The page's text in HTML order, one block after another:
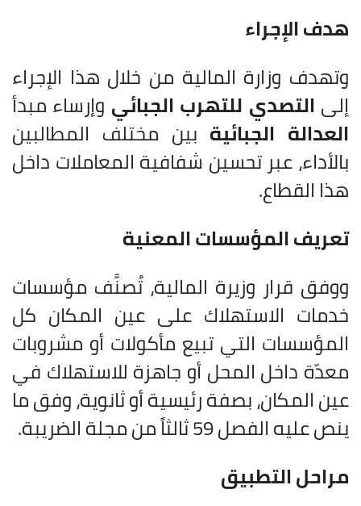
هدف الإجراء
وتهدف وزارة المالية من خلال هذا الإجراء
إلى التصدي للتهرب الجبائي وإرساء مبدأ
العدالة الجبائية بين مختلف المطالبين
بالأداء، عبر تحسين شفافية المعاملات داخل
هذا القطاع.
تعريف المؤسسات المعنية
ووفق قرار وزيرة المالية، تُصنَّف مؤسسات
خدمات الاستهلاك على عين المكان كل
المؤسسات التي تبيع مأكولات أو مشروبات
معدّة داخل المحل أو جاهزة للاستهلاك في
عين المكان، بصفة رئيسية أو ثانوية، وفق ما
ينص عليه الفصل 59 ثالثاً من مجلة الضريبة.
مراحل التطبيق